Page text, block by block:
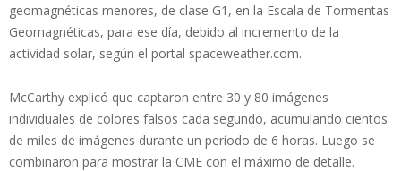
geomagnéticas menores, de clase G1, en la Escala de Tormentas
Geomagnéticas, para ese día, debido al incremento de la
actividad solar, según el portal spaceweather.com.
McCarthy explicó que captaron entre 30 y 80 imágenes
individuales de colores falsos cada segundo, acumulando cientos
de miles de imágenes durante un período de 6 horas. Luego se
combinaron para mostrar la CME con el máximo de detalle.